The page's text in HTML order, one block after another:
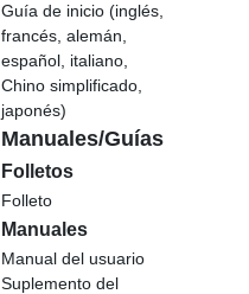
Guía de inicio (inglés,
francés, alemán,
español, italiano,
Chino simplificado,
japonés)
Manuales/Guías
Folletos
Folleto
Manuales
Manual del usuario
Suplemento del